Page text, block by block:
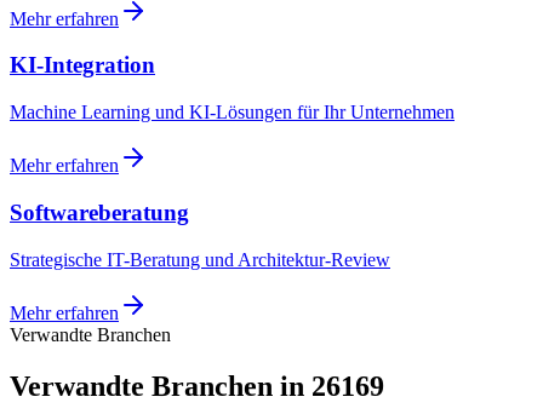
Mehr erfahren
KI-Integration
Machine Learning und KI-Lösungen für Ihr Unternehmen
Mehr erfahren
Softwareberatung
Strategische IT-Beratung und Architektur-Review
Mehr erfahren
Verwandte Branchen
Verwandte Branchen in 26169